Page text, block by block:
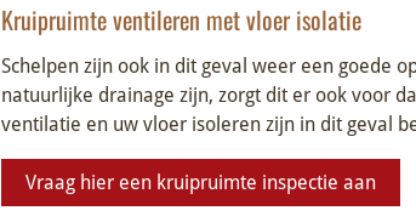
Kruipruimte ventileren met vloer isolatie
Schelpen zijn ook in dit geval weer een goede
natuurlijke drainage zijn, zorgt dit er ook voor
ventilatie en uw vloer isoleren zijn in dit geval
Vraag hier een kruipruimte inspectie aan